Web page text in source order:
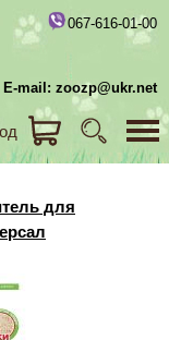
067-616-01-00
E-mail: zoozp@ukr.net
для